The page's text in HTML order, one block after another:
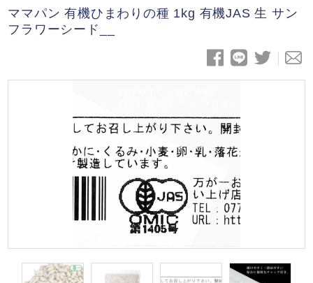
ママパン 有機ひまわりの種 1kg 有機JAS 生 サン
フラワーシード__